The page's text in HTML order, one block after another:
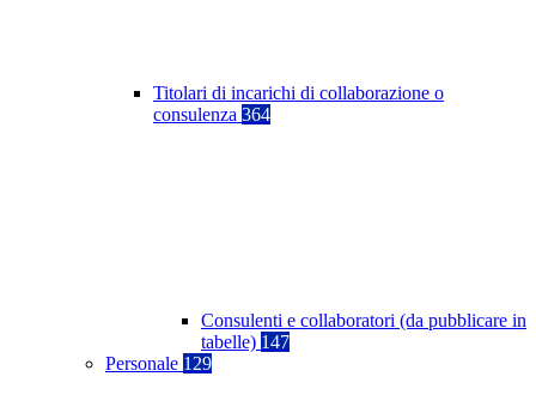
Titolari di incarichi di collaborazione o
consulenza 364
Consulenti e collaboratori (da pubblicare in
tabelle) 147
Personale 129